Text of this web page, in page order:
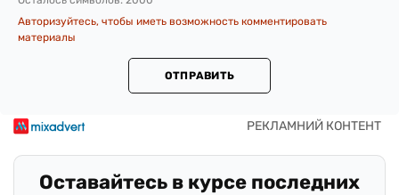
Авторизуйтесь, чтобы иметь возможность комментировать
материалы
ОТПРАВИТЬ
Оставайтесь в курсе последних